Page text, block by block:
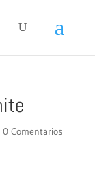
0 Comentarios